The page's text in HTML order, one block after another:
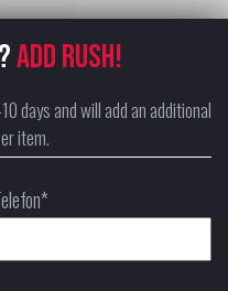
ADD RUSH!
days and will add an additional
item.